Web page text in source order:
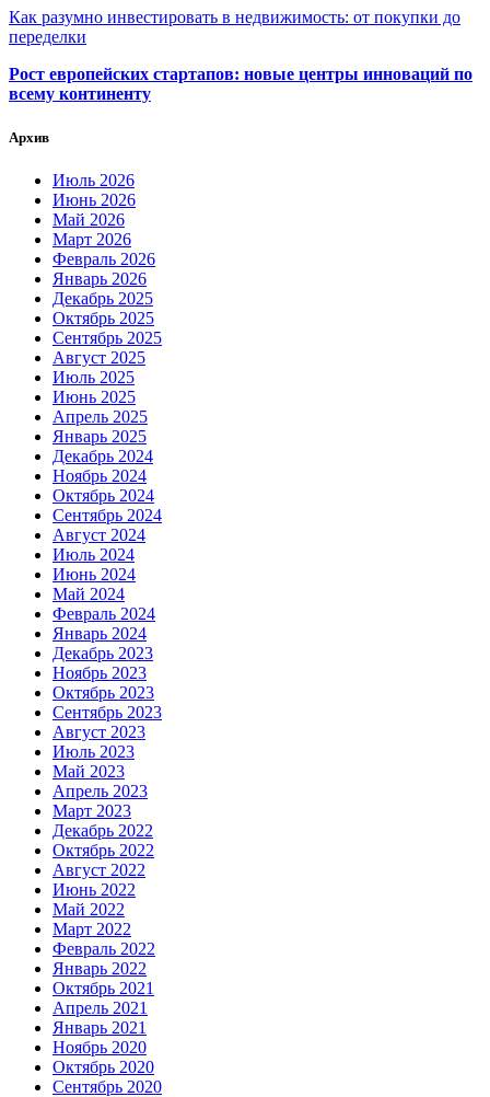
Как разумно инвестировать в недвижимость: от покупки до
переделки
Рост европейских стартапов: новые центры инноваций по
всему континенту
Архив
Июль 2026
Июнь 2026
Май 2026
Март 2026
Февраль 2026
Январь 2026
Декабрь 2025
Октябрь 2025
Сентябрь 2025
Август 2025
Июль 2025
Июнь 2025
Апрель 2025
Январь 2025
Декабрь 2024
Ноябрь 2024
Октябрь 2024
Сентябрь 2024
Август 2024
Июль 2024
Июнь 2024
Май 2024
Февраль 2024
Январь 2024
Декабрь 2023
Ноябрь 2023
Октябрь 2023
Сентябрь 2023
Август 2023
Июль 2023
Май 2023
Апрель 2023
Март 2023
Декабрь 2022
Октябрь 2022
Август 2022
Июнь 2022
Май 2022
Март 2022
Февраль 2022
Январь 2022
Октябрь 2021
Апрель 2021
Январь 2021
Ноябрь 2020
Октябрь 2020
Сентябрь 2020